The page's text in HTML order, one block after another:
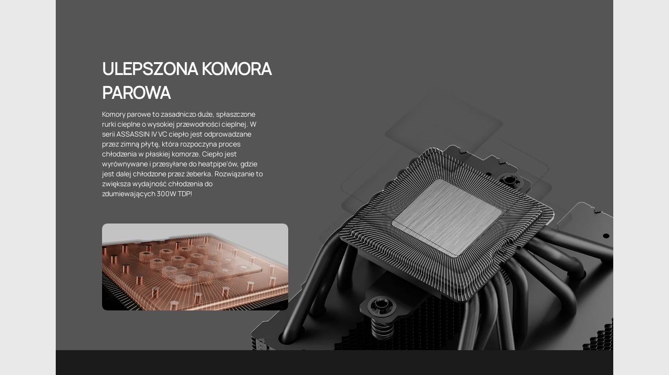
ULEPSZONA KOMORA
PAROWA
Komory parowe to zasadniczo duże, spłaszczone
rurki cieplne o wysokiej przewodności cieplnej. W
serii ASSASSIN IV VC ciepło jest odprowadzane
przez zimną płytę, która rozpoczyna proces
chłodzenia w płaskiej komorze. Ciepło jest
wyrównywane i przesyłane do heatpipe'ów, gdzie
jest dalej chłodzone przez żeberka. Rozwiązanie to
zwiększa wydajność chłodzenia do
zdumiewających 300W TDP!